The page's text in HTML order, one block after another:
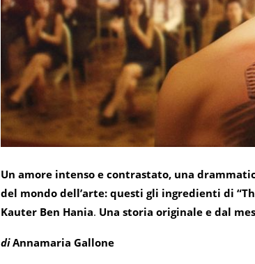
Un amore intenso e contrastato, una
del mondo dell’arte: questi gli ingredienti di
Kauter Ben Hania. Una storia originale e dal
diAnnamaria Gallone